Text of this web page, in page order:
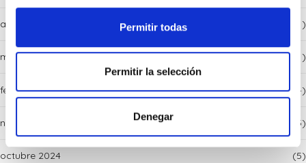
Permitir todas
Permitir la selección
Denegar
abril 2025 (1)
marzo 2025 (1)
febrero 2025 (4)
noviembre 2024 (3)
octubre 2024 (5)